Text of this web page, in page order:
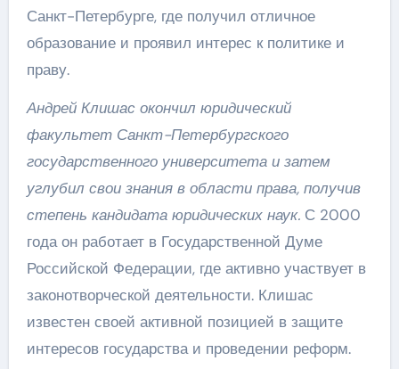
Санкт-Петербурге, где получил отличное
образование и проявил интерес к политике и
праву.
Андрей Клишас окончил юридический
факультет Санкт-Петербургского
государственного университета и затем
углубил свои знания в области права, получив
степень кандидата юридических наук.С 2000
года он работает в Государственной Думе
Российской Федерации, где активно участвует в
законотворческой деятельности. Клишас
известен своей активной позицией в защите
интересов государства и проведении реформ.